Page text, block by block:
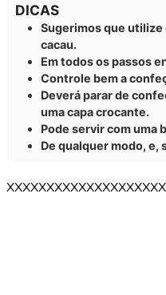
DICAS
Sugerimos que utilize
cacau.
Em todos os passos
Controle bem a
Deverá parar de
uma capa crocante.
Pode servir com uma
De qualquer modo, e,